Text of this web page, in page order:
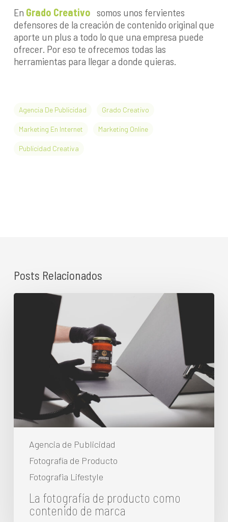
En Grado Creativo somos unos fervientes
defensores de la creación de contenido original que
aporte un plus a todo lo que una empresa puede
ofrecer. Por eso te ofrecemos todas las
herramientas para llegar a donde quieras.
Agencia De Publicidad Grado Creativo
Marketing En Internet Marketing Online
Publicidad Creativa
Posts Relacionados
Agencia de Publicidad
Fotografía de Producto
Fotografia Lifestyle
La
contenido
La fotografía de producto como
contenido de marca